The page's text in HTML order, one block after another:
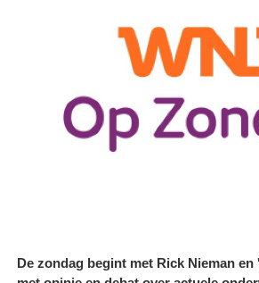
De zondag begint met Rick Nieman en